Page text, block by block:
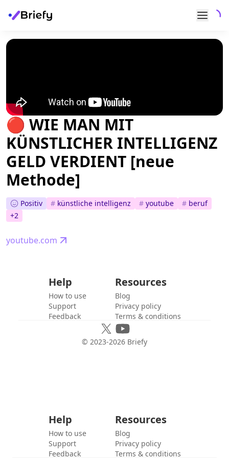
🔴 WIE MAN MIT
KÜNSTLICHER INTELLIGENZ
GELD VERDIENT [neue
Methode]
Positiv # künstliche intelligenz # youtube # beruf
+2
youtube.com
Help
How to use
Support
Feedback
Resources
Blog
Privacy policy
Terms & conditions
© 2023-2026 Briefy
Help
How to use
Support
Feedback
Resources
Blog
Privacy policy
Terms & conditions